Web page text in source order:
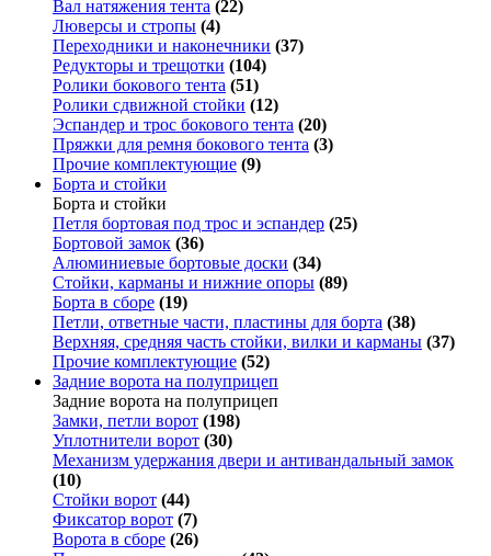
Вал натяжения тента (22)
Люверсы и стропы (4)
Переходники и наконечники (37)
Редукторы и трещотки (104)
Ролики бокового тента (51)
Ролики сдвижной стойки (12)
Эспандер и трос бокового тента (20)
Пряжки для ремня бокового тента (3)
Прочие комплектующие (9)
Борта и стойки
Борта и стойки
Петля бортовая под трос и эспандер (25)
Бортовой замок (36)
Алюминиевые бортовые доски (34)
Стойки, карманы и нижние опоры (89)
Борта в сборе (19)
Петли, ответные части, пластины для борта (38)
Верхняя, средняя часть стойки, вилки и карманы (37)
Прочие комплектующие (52)
Задние ворота на полуприцеп
Задние ворота на полуприцеп
Замки, петли ворот (198)
Уплотнители ворот (30)
Механизм удержания двери и антивандальный замок
(10)
Стойки ворот (44)
Фиксатор ворот (7)
Ворота в сборе (26)